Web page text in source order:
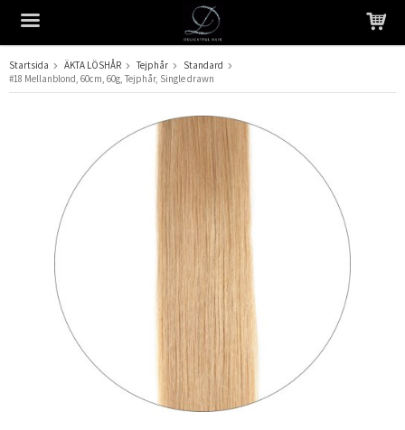
Produkten har blivit tillagd i varukorgen
Startsida ÄKTA LÖSHÅR Tejphår
Standard
#18 Mellanblond, 60cm, 60g, Tejphår, Single drawn